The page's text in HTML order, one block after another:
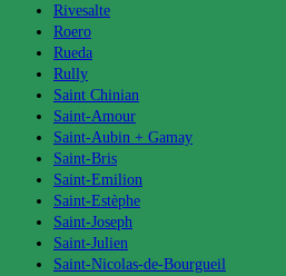
Rivesalte
Roero
Rueda
Rully
Saint Chinian
Saint-Amour
Saint-Aubin + Gamay
Saint-Bris
Saint-Emilion
Saint-Estèphe
Saint-Joseph
Saint-Julien
Saint-Nicolas-de-Bourgueil